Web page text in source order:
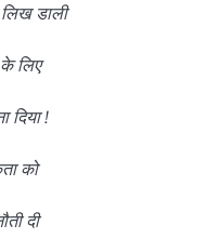
डाली
के लिए
दिया !
को
दी